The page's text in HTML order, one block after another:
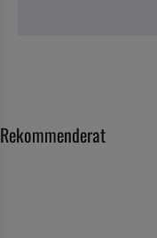
Rekommenderat